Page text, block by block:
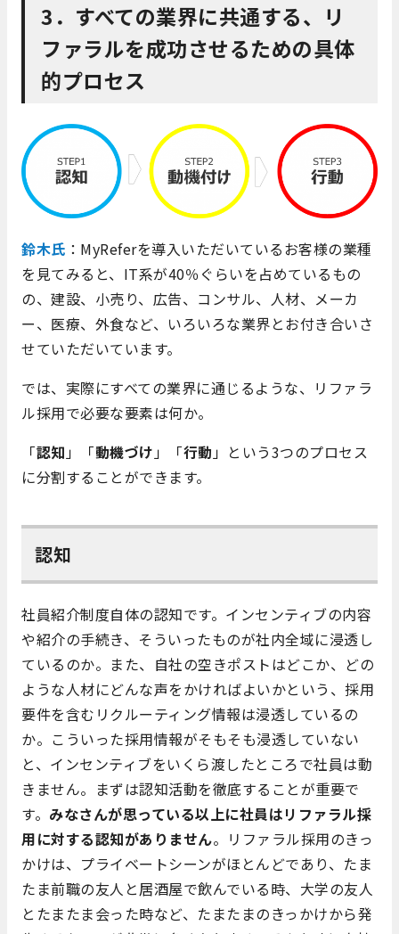
3．すべての業界に共通する、リ
ファラルを成功させるための具体
的プロセス
鈴木氏 ：MyReferを導入いただいているお客様の業種
を見てみると、IT系が40％ぐらいを占めているもの
の、建設、小売り、広告、コンサル、人材、メーカ
ー、医療、外食など、いろいろな業界とお付き合いさ
せていただいています。
では、実際にすべての業界に通じるような、リファラ
ル採用で必要な要素は何か。
「認知 」「動機づけ 」「行動 」という3つのプロセス
に分割することができます。
認知
社員紹介制度自体の認知です。インセンティブの内容
や紹介の手続き、そういったものが社内全域に浸透し
ているのか。また、自社の空きポストはどこか、どの
ような人材にどんな声をかければよいかという、採用
要件を含むリクルーティング情報は浸透しているの
か。こういった採用情報がそもそも浸透していない
と、インセンティブをいくら渡したところで社員は動
きません。まずは認知活動を徹底することが重要で
す。 みなさんが思っている以上に社員はリファラル採
用に対する認知がありません。リファラル採用のきっ
かけは、プライベートシーンがほとんどであり、たま
たま前職の友人と居酒屋で飲んでいる時、大学の友人
とたまたま会った時など、たまたまのきっかけから発